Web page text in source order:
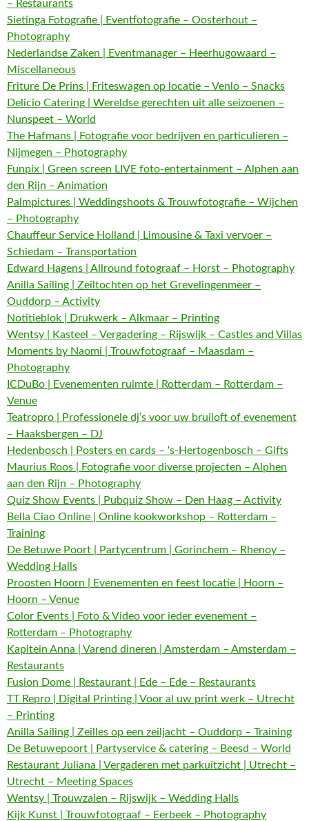
– Restaurants
Sietinga Fotografie | Eventfotografie – Oosterhout –
Photography
Nederlandse Zaken | Eventmanager – Heerhugowaard –
Miscellaneous
Friture De Prins | Friteswagen op locatie – Venlo – Snacks
Delicio Catering | Wereldse gerechten uit alle seizoenen –
Nunspeet – World
The Hafmans | Fotografie voor bedrijven en particulieren –
Nijmegen – Photography
Funpix | Green screen LIVE foto-entertainment – Alphen aan
den Rijn – Animation
Palmpictures | Weddingshoots & Trouwfotografie – Wijchen
– Photography
Chauffeur Service Holland | Limousine & Taxi vervoer –
Schiedam – Transportation
Edward Hagens | Allround fotograaf – Horst – Photography
Anilla Sailing | Zeiltochten op het Grevelingenmeer –
Ouddorp – Activity
Notitieblok | Drukwerk – Alkmaar – Printing
Wentsy | Kasteel – Vergadering – Rijswijk – Castles and Villas
Moments by Naomi | Trouwfotograaf – Maasdam –
Photography
ICDuBo | Evenementen ruimte | Rotterdam – Rotterdam –
Venue
Teatropro | Professionele dj’s voor uw bruiloft of evenement
– Haaksbergen – DJ
Hedenbosch | Posters en cards – ‘s-Hertogenbosch – Gifts
Maurius Roos | Fotografie voor diverse projecten – Alphen
aan den Rijn – Photography
Quiz Show Events | Pubquiz Show – Den Haag – Activity
Bella Ciao Online | Online kookworkshop – Rotterdam –
Training
De Betuwe Poort | Partycentrum | Gorinchem – Rhenoy –
Wedding Halls
Proosten Hoorn | Evenementen en feest locatie | Hoorn –
Hoorn – Venue
Color Events | Foto & Video voor ieder evenement –
Rotterdam – Photography
Kapitein Anna | Varend dineren | Amsterdam – Amsterdam –
Restaurants
Fusion Dome | Restaurant | Ede – Ede – Restaurants
TT Repro | Digital Printing | Voor al uw print werk – Utrecht
– Printing
Anilla Sailing | Zeilles op een zeiljacht – Ouddorp – Training
De Betuwepoort | Partyservice & catering – Beesd – World
Restaurant Juliana | Vergaderen met parkuitzicht | Utrecht –
Utrecht – Meeting Spaces
Wentsy | Trouwzalen – Rijswijk – Wedding Halls
Kijk Kunst | Trouwfotograaf – Eerbeek – Photography